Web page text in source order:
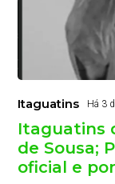
Itaguatins Há 3
Itaguatins
de Sousa;
oficial e